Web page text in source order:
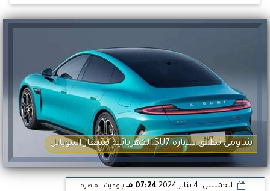
شاومي تطلق سيارة SU7 الكهربائية بشعار الموبايل
الخميس، 4 يناير 2024 07:24 مـ بتوقيت القاهرة